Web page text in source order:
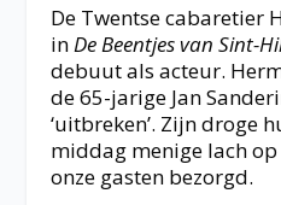
De Twentse cabaretier
in De Beentjes van Sint-
debuut als acteur.
de 65-jarige Jan
‘uitbreken’. Zijn droge
middag menige lach
onze gasten bezorgd.